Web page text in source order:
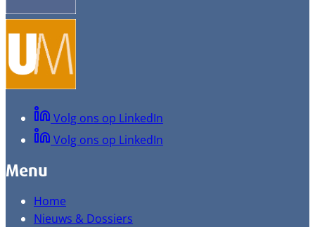
Volg ons op LinkedIn
Volg ons op LinkedIn
Menu
Home
Nieuws & Dossiers